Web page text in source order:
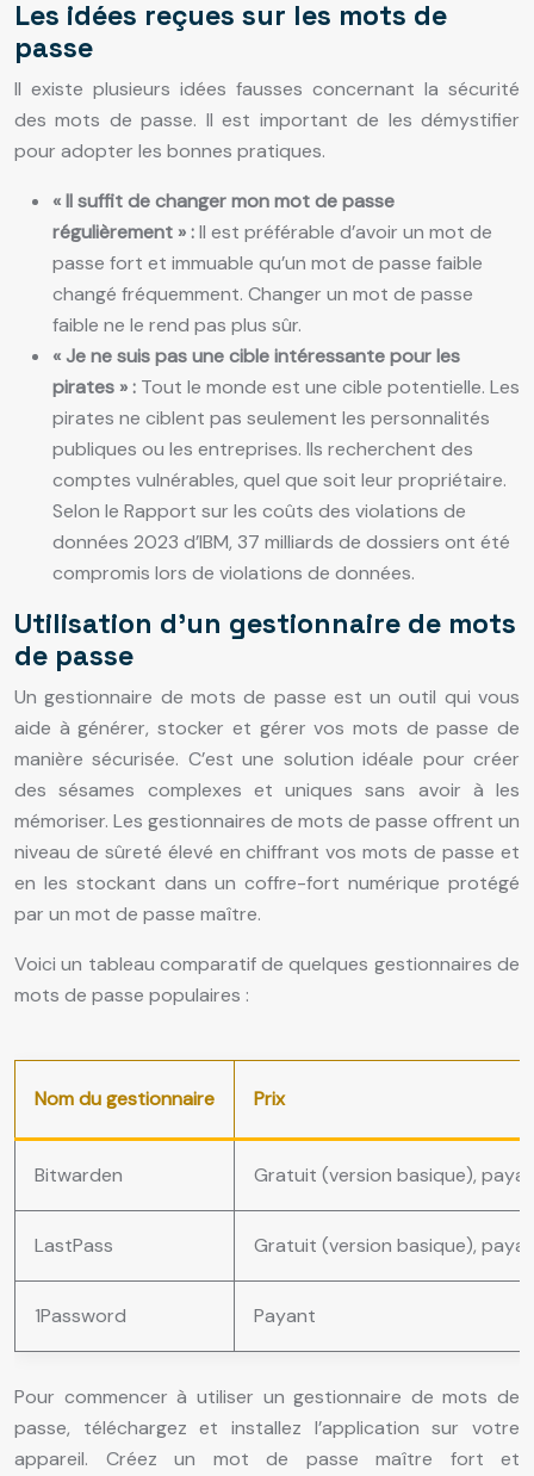
Les idées reçues sur les mots de
passe
Il existe plusieurs idées fausses concernant la sécurité
des mots de passe. Il est important de les démystifier
pour adopter les bonnes pratiques.
« Il suffit de changer mon mot de passe
régulièrement » :Il est préférable d’avoir un mot de
passe fort et immuable qu’un mot de passe faible
changé fréquemment. Changer un mot de passe
faible ne le rend pas plus sûr.
« Je ne suis pas une cible intéressante pour les
pirates » : Tout le monde est une cible potentielle. Les
pirates ne ciblent pas seulement les personnalités
publiques ou les entreprises. Ils recherchent des
comptes vulnérables, quel que soit leur propriétaire.
Selon le Rapport sur les coûts des violations de
données 2023 d’IBM, 37 milliards de dossiers ont été
compromis lors de violations de données.
Utilisation d’un gestionnaire de mots
de passe
Un gestionnaire de mots de passe est un outil qui vous
aide à générer, stocker et gérer vos mots de passe de
manière sécurisée. C’est une solution idéale pour créer
des sésames complexes et uniques sans avoir à les
mémoriser. Les gestionnaires de mots de passe offrent un
niveau de sûreté élevé en chiffrant vos mots de passe et
en les stockant dans un coffre-fort numérique protégé
par un mot de passe maître.
Voici un tableau comparatif de quelques gestionnaires de
mots de passe populaires :
Nom du gestionnaire Prix
Bitwarden Gratuit (version basique),
LastPass Gratuit (version basique),
1Password Payant
Pour commencer à utiliser un gestionnaire de mots de
passe, téléchargez et installez l’application sur votre
appareil. Créez un mot de passe maître fort et